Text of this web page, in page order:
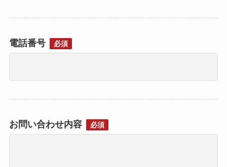
電話番号 必須
お問い合わせ内容 必須